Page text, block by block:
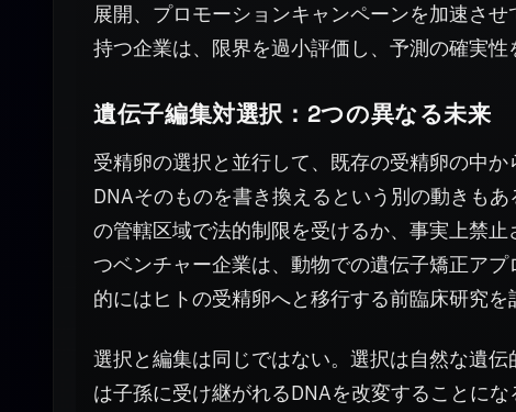
展開、プロモーションキャンペーンを加速さ
持つ企業は、限界を過小評価し、予測の確実性
遺伝子編集対選択：2つの異なる未来
受精卵の選択と並行して、既存の受精卵の中
DNAそのものを書き換えるという別の動きも
の管轄区域で法的制限を受けるか、事実上禁
つベンチャー企業は、動物での遺伝子矯正ア
的にはヒトの受精卵へと移行する前臨床研究を
選択と編集は同じではない。選択は自然な遺
は子孫に受け継がれるDNAを改変することに